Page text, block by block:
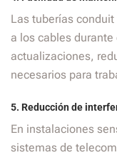
Las tuberías
a los cables
actualizaciones,
necesarios para
5. Reducción de
En instalaciones
sistemas de